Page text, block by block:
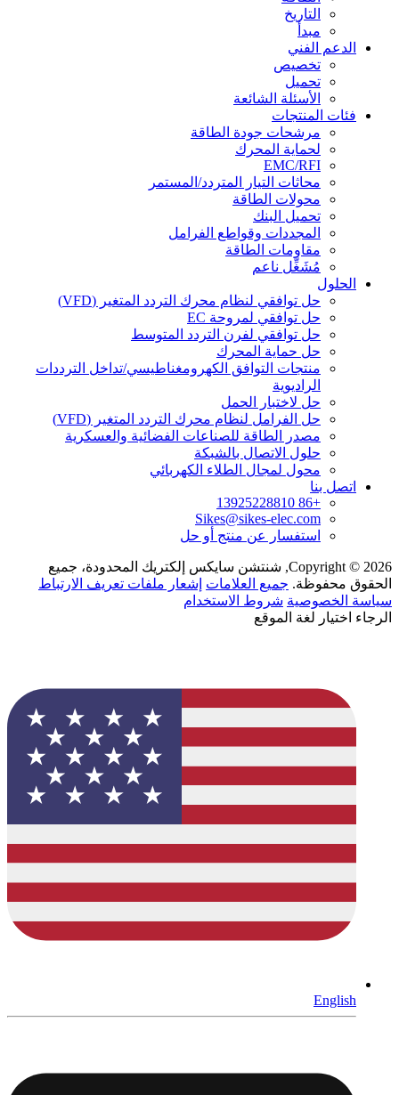
التاريخ
مبدأ
الدعم الفني
تخصيص
تحميل
الأسئلة الشائعة
فئات المنتجات
مرشحات جودة الطاقة
لحماية المحرك
EMC/RFI
محاثات التيار المتردد/المستمر
محولات الطاقة
تحميل البنك
المجددات وقواطع الفرامل
مقاومات الطاقة
مُشَغِّل ناعم
الحلول
حل توافقي لنظام محرك التردد المتغير (VFD)
حل توافقي لمروحة EC
حل توافقي لفرن التردد المتوسط
حل حماية المحرك
منتجات التوافق الكهرومغناطيسي/تداخل الترددات
الراديوية
حل لاختبار الحمل
حل الفرامل لنظام محرك التردد المتغير (VFD)
مصدر الطاقة للصناعات الفضائية والعسكرية
حلول الاتصال بالشبكة
محول لمجال الطلاء الكهربائي
اتصل بنا
+86 13925228810
Sikes@sikes-elec.com
استفسار عن منتج أو حل
Copyright © 2026, شنتشن سايكس إلكتريك المحدودة، جميع
الحقوق محفوظة. جميع العلامات إشعار ملفات تعريف الارتباط
سياسة الخصوصية شروط الاستخدام
الرجاء اختيار لغة الموقع
English